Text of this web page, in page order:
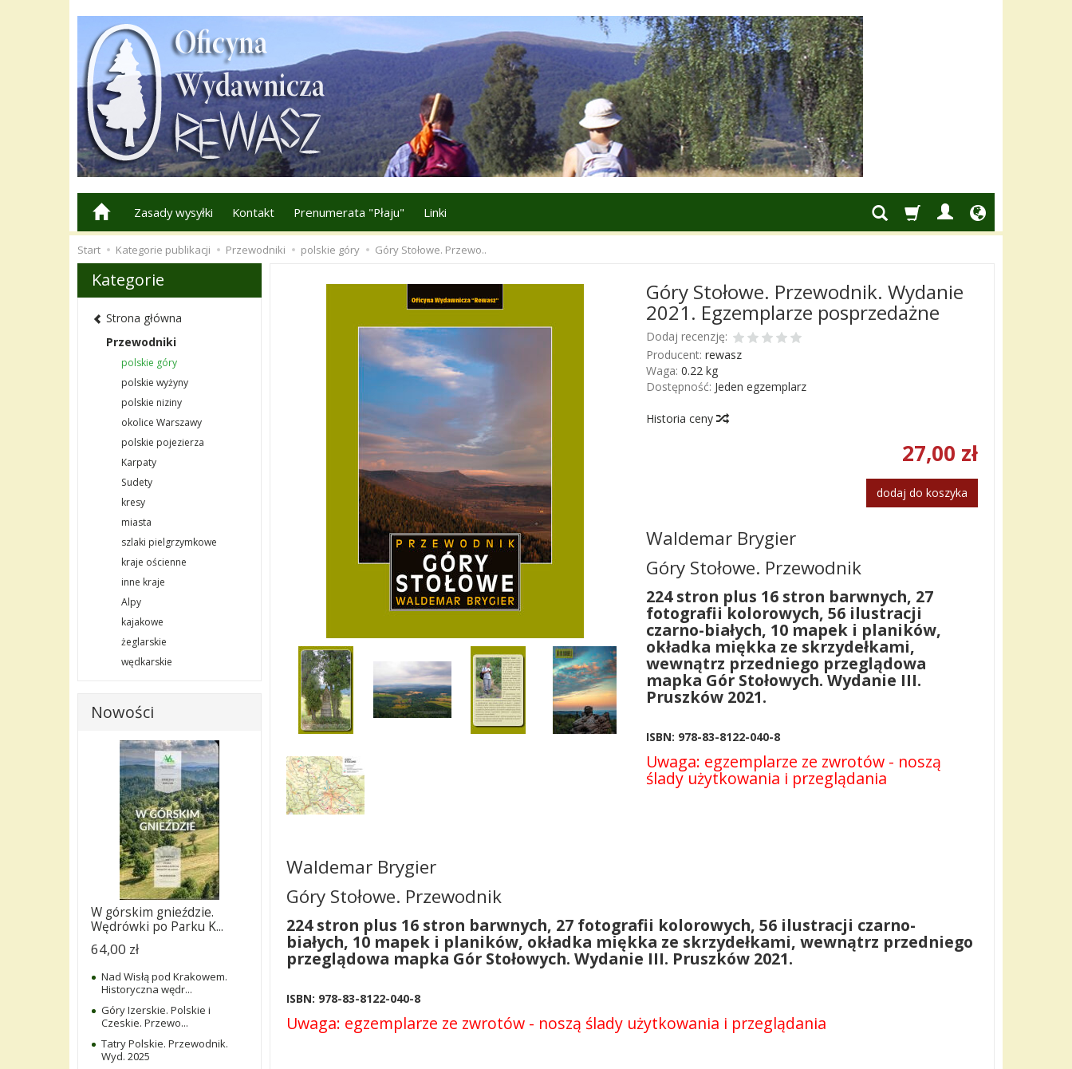
Zasady wysyłki Kontakt Prenumerata "Płaju" Linki
Start Kategorie publikacji Przewodniki polskie góry Góry Stołowe. Przewo..
Góry Stołowe. Przewodnik. Wydanie
2021. Egzemplarze posprzedażne
Dodaj recenzję:
Producent: rewasz
Waga: 0.22kg
Dostępność: Jeden egzemplarz
Historia ceny
27,00 zł
dodaj do koszyka
Waldemar Brygier
Góry Stołowe. Przewodnik
224 stron plus 16 stron barwnych, 27
fotografii kolorowych, 56 ilustracji
czarno-białych, 10 mapek i planików,
okładka miękka ze skrzydełkami,
wewnątrz przedniego przeglądowa
mapka Gór Stołowych. Wydanie III.
Pruszków 2021.
ISBN: 978-83-8122-040-8
Uwaga: egzemplarze ze zwrotów - noszą
ślady użytkowania i przeglądania
Waldemar Brygier
Góry Stołowe. Przewodnik
224 stron plus 16 stron barwnych, 27 fotografii kolorowych, 56 ilustracji czarno-
białych, 10 mapek i planików, okładka miękka ze skrzydełkami, wewnątrz przedniego
przeglądowa mapka Gór Stołowych. Wydanie III. Pruszków 2021.
ISBN: 978-83-8122-040-8
Uwaga: egzemplarze ze zwrotów - noszą ślady użytkowania i przeglądania
Kategorie
Strona główna
Przewodniki
polskie góry
polskie wyżyny
polskie niziny
okolice Warszawy
polskie pojezierza
Karpaty
Sudety
kresy
miasta
szlaki pielgrzymkowe
kraje ościenne
inne kraje
Alpy
kajakowe
żeglarskie
wędkarskie
Nowości
W górskim gnieździe.
Wędrówki po Parku K...
64,00 zł
Nad Wisłą pod Krakowem.
Historyczna wędr...
Góry Izerskie. Polskie i
Czeskie. Przewo...
Tatry Polskie. Przewodnik.
Wyd. 2025